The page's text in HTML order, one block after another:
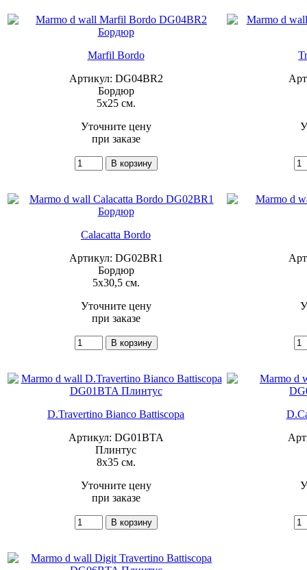
Marfil Bordo
Артикул: DG04BR2
Бордюр
5x25 см.
Уточните цену
при заказе
Calacatta Bordo
Артикул: DG02BR1
Бордюр
5x30,5 см.
Уточните цену
при заказе
D.Travertino Bianco Battiscopa
Артикул: DG01BTA
Плинтус
8x35 см.
Уточните цену
при заказе